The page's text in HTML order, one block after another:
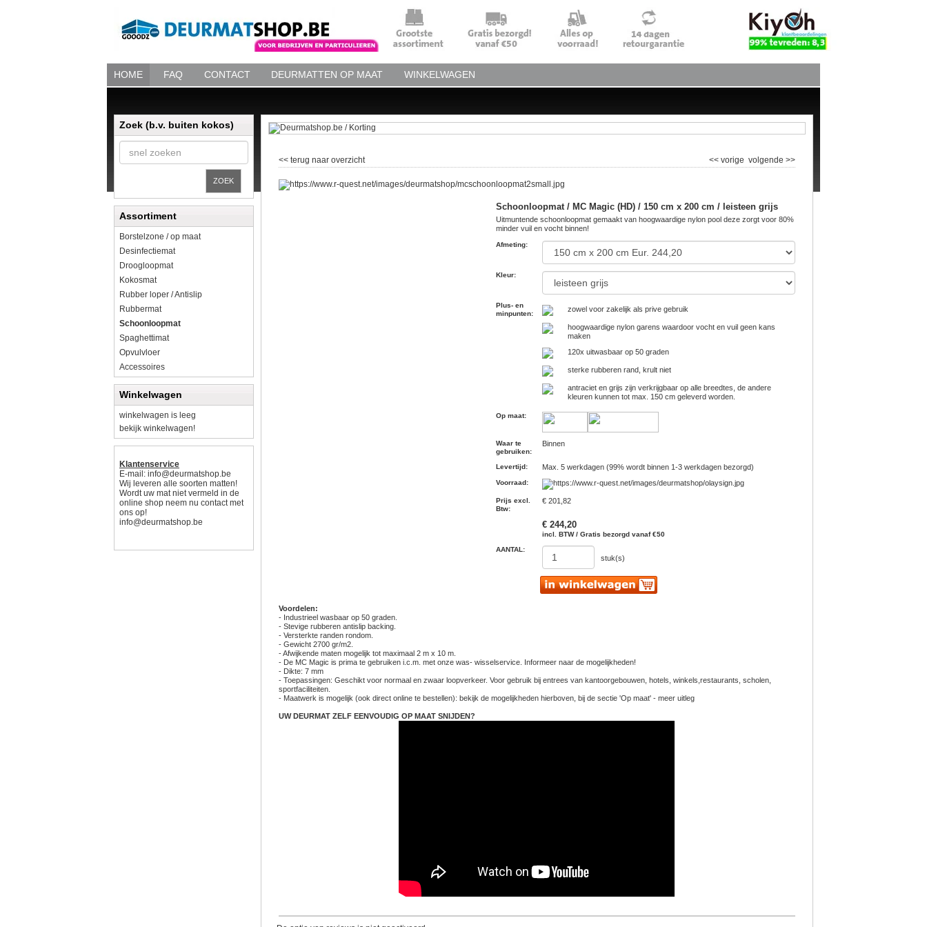
HOME FAQ CONTACT DEURMATTEN OP MAAT WINKELWAGEN
Zoek (b.v. buiten kokos)
ZOEK
Assortiment
Borstelzone / op maat
Desinfectiemat
Droogloopmat
Kokosmat
Rubber loper / Antislip
Rubbermat
Schoonloopmat
Spaghettimat
Opvulvloer
Accessoires
Winkelwagen
winkelwagen is leeg
bekijk winkelwagen!
Klantenservice
E-mail: info@deurmatshop.be
Wij leveren alle soorten matten!
Wordt uw mat niet vermeld in de
online shop neem nu contact met
ons op!
info@deurmatshop.be
<< terug naar overzicht volgende >>
<< vorige
Schoonloopmat / MC Magic (HD) / 150 cm x 200 cm / leisteen grijs
Uitmuntende schoonloopmat gemaakt van hoogwaardige nylon pool deze zorgt voor 80%
minder vuil en vocht binnen!
Afmeting:
Kleur:
Plus- en
minpunten:
zowel voor zakelijk als prive gebruik
hoogwaardige nylon garens waardoor vocht en vuil geen kans
maken
120x uitwasbaar op 50 graden
sterke rubberen rand, krult niet
antraciet en grijs zijn verkrijgbaar op alle breedtes, de andere
kleuren kunnen tot max. 150 cm geleverd worden.
Op maat:
Waar te
gebruiken:
Binnen
Levertijd : Max. 5 werkdagen (99% wordt binnen 1-3 werkdagen bezorgd)
Voorraad :
Prijs excl.
Btw:
€ 201,82
€ 244,20
incl. BTW / Gratis bezorgd vanaf €50
AANTAL:
stuk(s)
Voordelen:
- Industrieel wasbaar op 50 graden.
- Stevige rubberen antislip backing.
- Versterkte randen rondom.
- Gewicht 2700 gr/m2.
- Afwijkende maten mogelijk tot maximaal 2 m x 10 m.
- De MC Magic is prima te gebruiken i.c.m. met onze was- wisselservice. Informeer naar de mogelijkheden!
- Dikte: 7 mm
- Toepassingen: Geschikt voor normaal en zwaar loopverkeer. Voor gebruik bij entrees van kantoorgebouwen, hotels, winkels,restaurants, scholen,
sportfaciliteiten.
- Maatwerk is mogelijk (ook direct online te bestellen): bekijk de mogelijkheden hierboven, bij de sectie 'Op maat' - meer uitleg
UW DEURMAT ZELF EENVOUDIG OP MAAT SNIJDEN?